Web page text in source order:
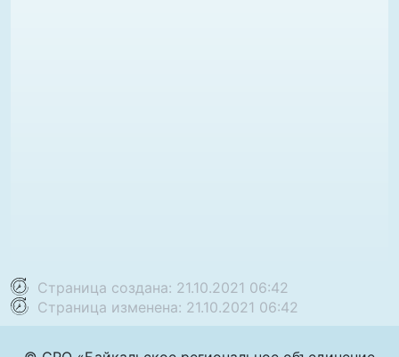
Страница создана: 21.10.2021 06:42
Страница изменена: 21.10.2021 06:42